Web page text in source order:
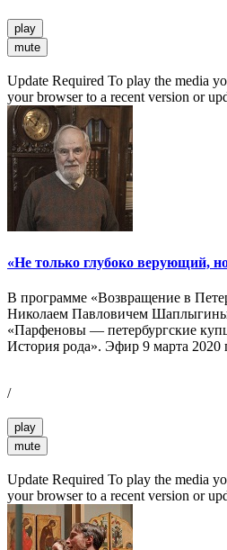
play
mute
Update Required To play the media
your browser to a recent version or
«Не только глубоко верующий,
В программе «Возвращение в
Николаем Павловичем
«Парфеновы — петербургские
История рода». Эфир 9 марта
/
play
mute
Update Required To play the media
your browser to a recent version or